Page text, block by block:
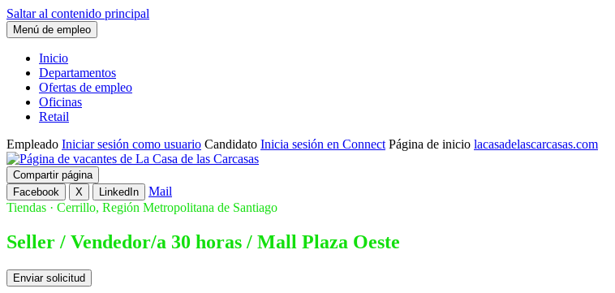
Saltar al contenido principal
Menú de empleo
Inicio
Departamentos
Ofertas de empleo
Oficinas
Retail
Empleado Iniciar sesión como usuario Candidato Inicia sesión en Connect Página de inicio lacasadelascarcasas.com
Compartir página
Facebook
X LinkedIn
Mail
Tiendas · Cerrillo, Región Metropolitana de Santiago
Seller / Vendedor/a 30 horas / Mall Plaza Oeste
Enviar solicitud